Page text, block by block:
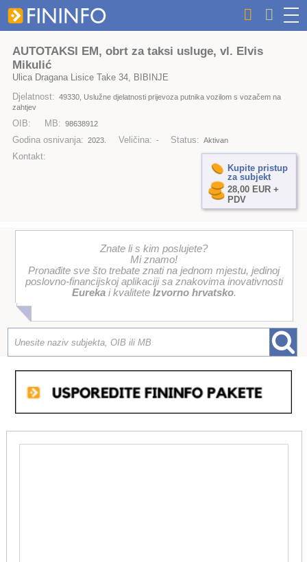
AUTOTAKSI EM, obrt za taksi usluge, vl. Elvis
Mikulić
Ulica Dragana Lisice Take 34, BIBINJE
Djelatnost: 49330, Uslužne djelatnosti prijevoza putnika vozilom s vozačem na
zahtjev
OIB: MB: 98638912
Godina osnivanja: 2023. Veličina: - Status: Aktivan
Kontakt:
Kupite pristup
za subjekt
28,00 EUR +
PDV
Znate li s kim poslujete?
Mi znamo!
Pronađite sve što trebate znati na jednom mjestu, jedinoj
poslovno-financijskoj aplikaciji sa znakovima inovativnosti
Eurekai kvalitete Izvorno hrvatsko.